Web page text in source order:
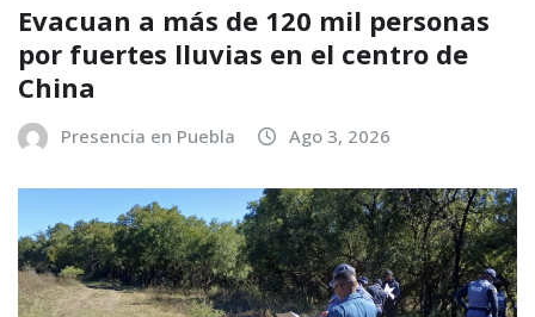
Evacuan a más de 120 mil personas
por fuertes lluvias en el centro de
China
Presencia en Puebla Ago 3, 2026